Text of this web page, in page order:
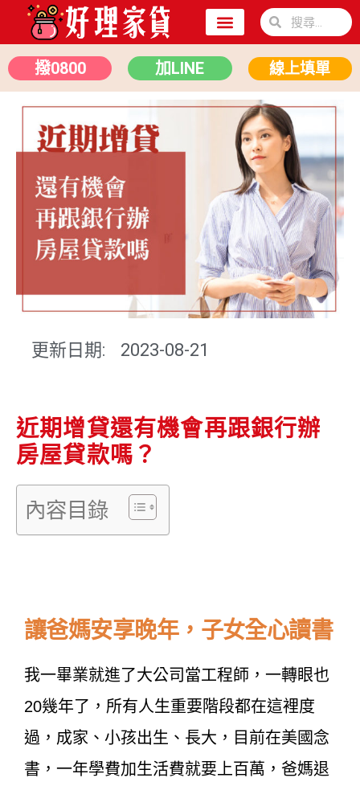
撥0800 加LINE 線上填單
更新日期: 2023-08-21
近期增貸還有機會再跟銀行辦
房屋貸款嗎？
內容目錄
讓爸媽安享晚年，子女全心讀書
我一畢業就進了大公司當工程師，一轉眼也
20幾年了，所有人生重要階段都在這裡度
過，成家、小孩出生、長大，目前在美國念
書，一年學費加生活費就要上百萬，爸媽退